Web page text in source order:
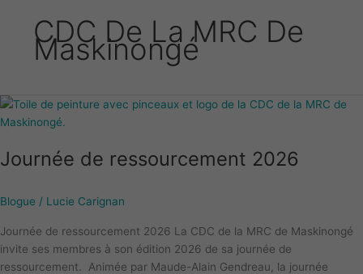
CDC De La MRC De
Maskinongé
Journée de ressourcement 2026
Blogue / Lucie Carignan
Journée de ressourcement 2026 La CDC de la MRC de Maskinongé
invite ses membres à son édition 2026 de sa journée de
ressourcement. Animée par Maude-Alain Gendreau, la journée
Journée
de
2026